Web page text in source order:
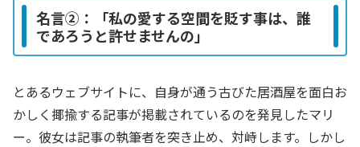
名言②：「私の愛する空間を貶す事は、誰
であろうと許せませんの」
とあるウェブサイトに、自身が通う古びた居酒屋を面白お
かしく揶揄する記事が掲載されているのを発見したマリ
ー。彼女は記事の執筆者を突き止め、対峙します。しかし